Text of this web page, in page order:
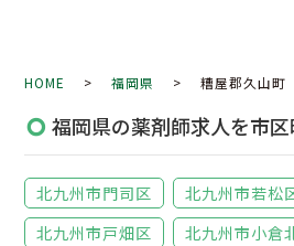
HOME >福岡県 > 糟屋郡久山町
福岡県の薬剤師求人を市
北九州市門司区
北九州市若松
北九州市戸畑区
北九州市小倉